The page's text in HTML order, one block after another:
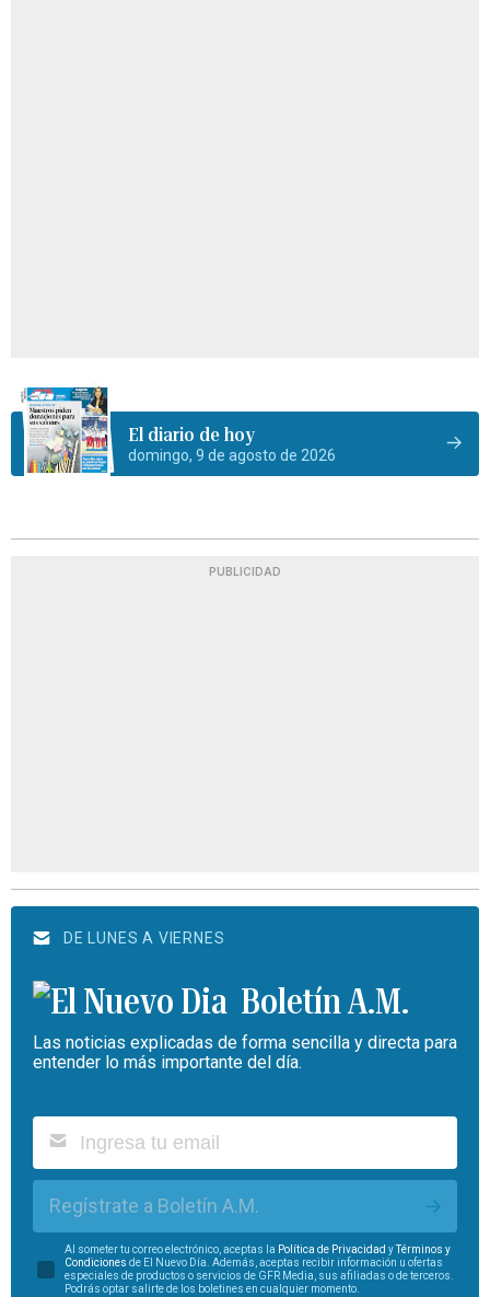
El diario de hoy
domingo, 9 de agosto de 2026
PUBLICIDAD
DE LUNES A VIERNES
Boletín A.M.
Las noticias explicadas de forma sencilla y directa para
entender lo más importante del día.
Regístrate a Boletín A.M.
Al someter tu correo electrónico, aceptas la Política de Privacidad yTérminos y
Condiciones de El Nuevo Día. Además, aceptas recibir información u ofertas
especiales de productos o servicios de GFR Media, sus afiliadas o de terceros.
Podrás optar salirte de los boletines en cualquier momento.